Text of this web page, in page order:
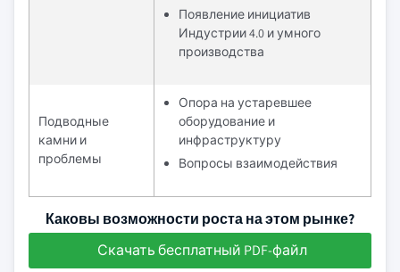
Появление инициатив
Индустрии 4.0 и умного
производства
Подводные
камни и
проблемы
Опора на устаревшее
оборудование и
инфраструктуру
Вопросы взаимодействия
Каковы возможности роста на этом рынке?
Скачать бесплатный PDF-файл